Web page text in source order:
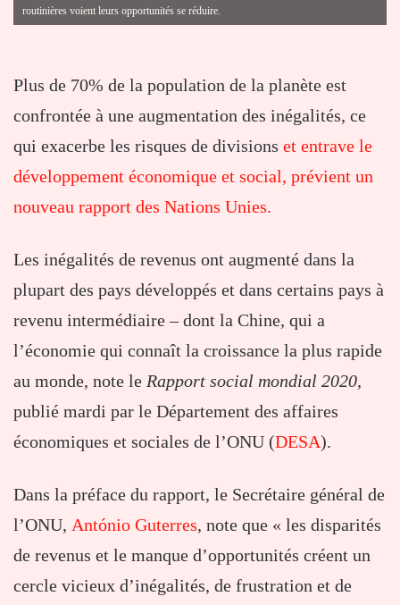
routinières voient leurs opportunités se réduire.
Plus de 70% de la population de la planète est
confrontée à une augmentation des inégalités, ce
qui exacerbe les risques de divisions et entrave le
développement économique et social, prévient un
nouveau rapport des Nations Unies.
Les inégalités de revenus ont augmenté dans la
plupart des pays développés et dans certains pays à
revenu intermédiaire – dont la Chine, qui a
l’économie qui connaît la croissance la plus rapide
au monde, note le Rapport social mondial 2020,
publié mardi par le Département des affaires
économiques et sociales de l’ONU (DESA).
Dans la préface du rapport, le Secrétaire général de
l’ONU, António Guterres, note que « les disparités
de revenus et le manque d’opportunités créent un
cercle vicieux d’inégalités, de frustration et de